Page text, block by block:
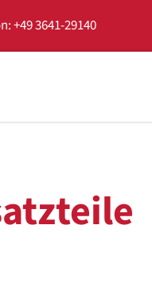
+49 3641-29140